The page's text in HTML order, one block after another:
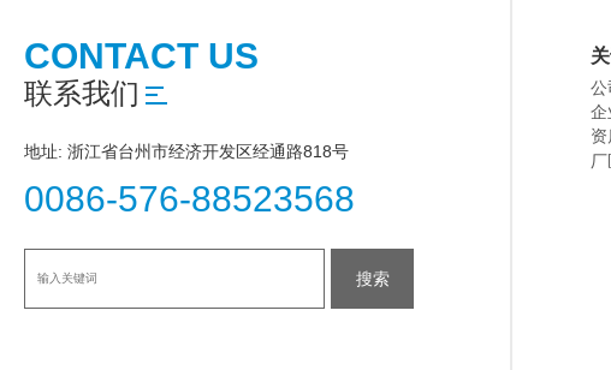
CONTACT US
联系我们
地址: 浙江省台州市经济开发区经通路818号
0086-576-88523568
搜索
公
企